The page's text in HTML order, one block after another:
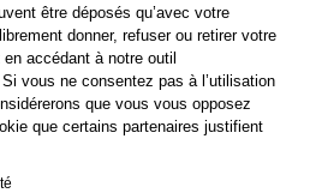
être déposés qu’avec votre
donner, refuser ou retirer votre
accédant à notre outil
vous ne consentez pas à l’utilisation
que vous vous opposez
que certains partenaires justifient